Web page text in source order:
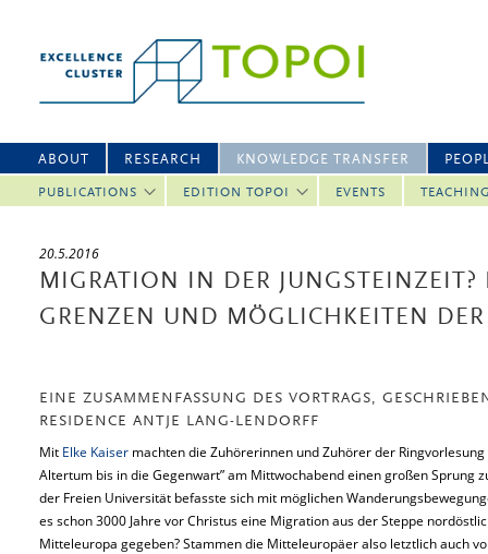
ABOUT RESEARCH KNOWLEDGE TRANSFER
PUBLICATIONS EDITION TOPOI EVENTS
20.5.2016
MIGRATION IN DER JUNGSTEINZEIT?
GRENZEN UND MÖGLICHKEITEN
EINE ZUSAMMENFASSUNG DES VORTRAGS,
RESIDENCE ANTJE LANG-LENDORFF
Mit Elke Kaiser machten die Zuhörerinnen und Zuhörer der
Altertum bis in die Gegenwart” am Mittwochabend einen großen Sprung
der Freien Universität befasste sich mit möglichen
es schon 3000 Jahre vor Christus eine Migration aus der Steppe
Mitteleuropa gegeben? Stammen die Mitteleuropäer also letztlich auch